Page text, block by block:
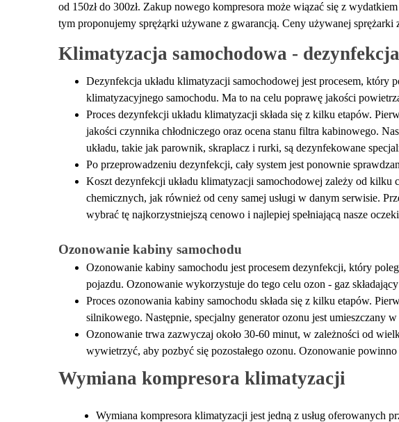
od 150zł do 300zł. Zakup nowego kompresora może wiązać się z
tym proponujemy sprężąrki używane z gwarancją. Ceny używanej sprężarki
Klimatyzacja samochodowa -
Dezynfekcja układu klimatyzacji samochodowej jest procesem,
klimatyzacyjnego samochodu. Ma to na celu poprawę jakości
Proces dezynfekcji układu klimatyzacji składa się z kilku etapów.
jakości czynnika chłodniczego oraz ocena stanu filtra kabinowego.
układu, takie jak parownik, skraplacz i rurki, są dezynfekowane
Po przeprowadzeniu dezynfekcji, cały system jest ponownie
Koszt dezynfekcji układu klimatyzacji samochodowej zależy od
chemicznych, jak również od ceny samej usługi w danym serwisie.
wybrać tę najkorzystniejszą cenowo i najlepiej spełniającą nasze
Ozonowanie kabiny samochodu
Ozonowanie kabiny samochodu jest procesem dezynfekcji, który
pojazdu. Ozonowanie wykorzystuje do tego celu ozon - gaz
Proces ozonowania kabiny samochodu składa się z kilku etapów.
silnikowego. Następnie, specjalny generator ozonu jest umieszczany
Ozonowanie trwa zazwyczaj około 30-60 minut, w zależności od
wywietrzyć, aby pozbyć się pozostałego ozonu. Ozonowanie
Wymiana kompresora klimatyzacji
Wymiana kompresora klimatyzacji jest jedną z usług oferowanych